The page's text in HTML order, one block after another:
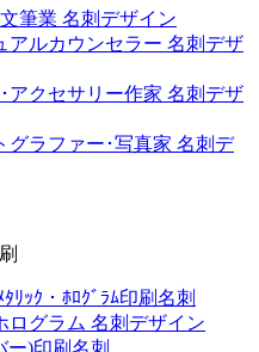
筆業 名刺デザイン
アルカウンセラー 名刺デザ
アクセサリー作家 名刺デザ
グラファー･写真家 名刺デ
ﾘｯｸ・ﾎﾛｸﾞﾗﾑ印刷名刺
ログラム 名刺デザイン
ー)印刷名刺